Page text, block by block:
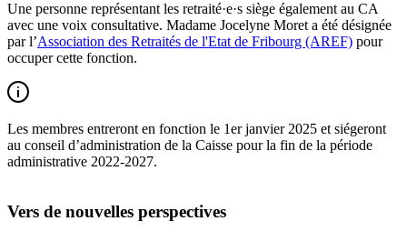
Une personne représentant les retraité·e·s siège également au CA
avec une voix consultative. Madame Jocelyne Moret a été désignée
par l’Association des Retraités de l'Etat de Fribourg (AREF) pour
occuper cette fonction.
Les membres entreront en fonction le 1er janvier 2025 et siégeront
au conseil d’administration de la Caisse pour la fin de la période
administrative 2022-2027.
Vers de nouvelles perspectives